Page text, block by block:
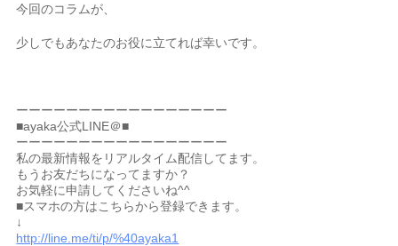
今回のコラムが、
少しでもあなたのお役に立てれば幸いです。
ーーーーーーーーーーーーーーーーー
■ayaka公式LINE＠■
ーーーーーーーーーーーーーーーーー
私の最新情報をリアルタイム配信してます。
もうお友だちになってますか？
お気軽に申請してくださいね^^
■スマホの方はこちらから登録できます。
↓
http://line.me/ti/p/%40ayaka1